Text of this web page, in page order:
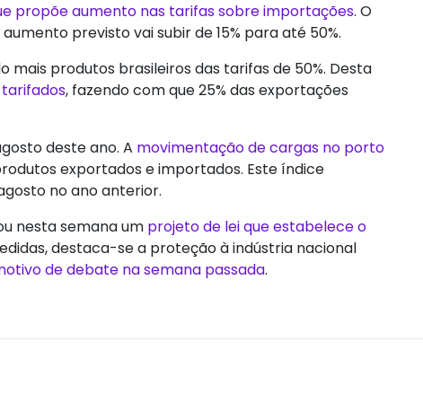
propõe aumento nas tarifas sobre importações. O
previsto vai subir de 15% para até 50%.
mais produtos brasileiros das tarifas de 50%. Desta
tarifados, fazendo com que 25% das exportações
deste ano. A movimentação de cargas no porto
exportados e importados. Este índice
no ano anterior.
nesta semana um projeto de lei que estabelece o
destaca-se a proteção à indústria nacional
de debate na semana passada.